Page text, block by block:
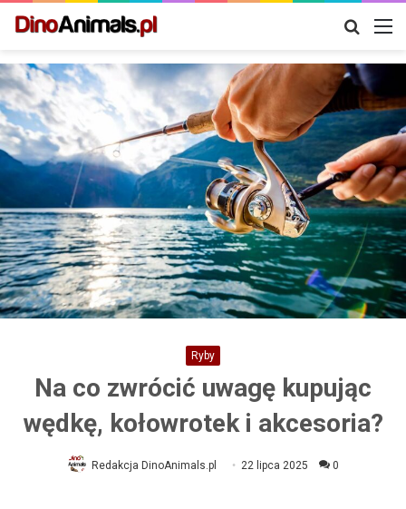
Szukaj
Ryby
Na co zwrócić uwagę kupując
wędkę, kołowrotek i akcesoria?
Redakcja DinoAnimals.pl 22 lipca 2025 0